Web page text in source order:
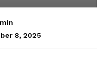
8, 2025